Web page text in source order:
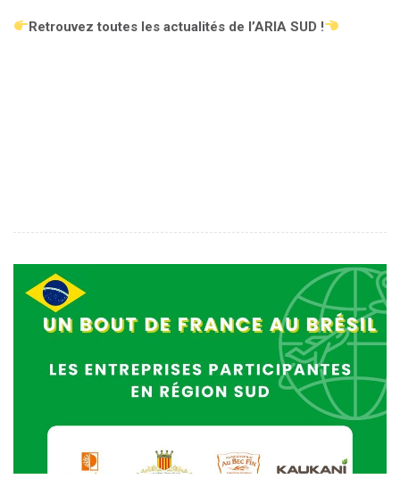
Retrouvez toutes les actualités de l’ARIA SUD !